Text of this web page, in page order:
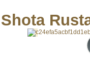
Shota